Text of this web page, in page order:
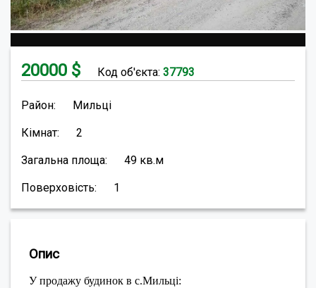
20000 $ Код об'єкта: 37793
Район: Мильці
Кімнат: 2
Загальна площа: 49 кв.м
Поверховість: 1
Опис
У продажу будинок в с.Мильці: